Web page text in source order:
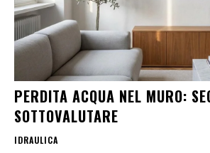
PERDITA ACQUA NEL MURO:
SOTTOVALUTARE
IDRAULICA